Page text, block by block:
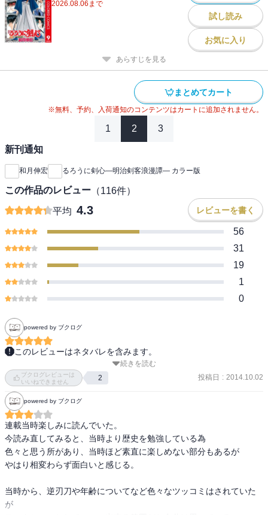
2026.08.06 まで
試し読み
お気に入り
あらすじを見る
まとめてカート
※無料、予約、入荷通知のコンテンツはカートに追加されません。
1 2 3
新刊通知
和月伸宏 るろうに剣心―明治剣客浪漫譚― カラー版
この作品のレビュー （116件）
平均 4.3 レビューを書く
56
31
19
1
0
powered by ブクログ
このレビューはネタバレを含みます。
幕末に人斬り抜刀斎として恐れられた緋村剣心――明治に入り、
不殺(ころさず)の誓いである逆刃刀を携えて弱き人のために剣をふる
う。
原作やアニメはずっと見てましたが、最近になって実写映画化も
されましたね～。ずっと愛されてる作品なんだなとしみじみと感じ
ます。
一応、単行本(全28巻)は全て読んだのですが、初め～志々雄編が特
に好きですね。幼いころは善悪って二項対立のものと思いがちです
伝わってきて、すごい印象的でした。幕末から明治っていうのはい
ろんな闇を抱えてたんでしょうね。
続きを読む
ブクログレビューは
いいねできません
2 投稿日 : 2014.10.02
powered by ブクログ
連載当時楽しみに読んでいた。
今読み直してみると、当時より歴史を勉強している為
色々と思う所があり、当時ほど素直に楽しめない部分もあるが
やはり相変わらず面白いと感じる。
当時から、逆刃刀や年齢についてなど色々なツッコミはされていた
が